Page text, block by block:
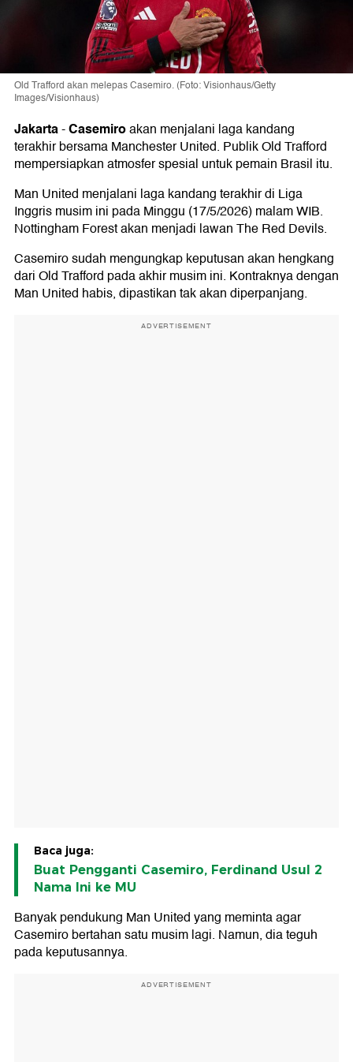
Old Trafford akan melepas Casemiro. (Foto: Visionhaus/Getty
Images/Visionhaus)
Jakarta-Casemiroakan menjalani laga kandang
terakhir bersama Manchester United. Publik Old Trafford
mempersiapkan atmosfer spesial untuk pemain Brasil itu.
Man United menjalani laga kandang terakhir di Liga
Inggris musim ini pada Minggu (17/5/2026) malam WIB.
Nottingham Forest akan menjadi lawan The Red Devils.
Casemiro sudah mengungkap keputusan akan hengkang
dari Old Trafford pada akhir musim ini. Kontraknya dengan
Man United habis, dipastikan tak akan diperpanjang.
ADVERTISEMENT
Baca juga:
Buat Pengganti Casemiro, Ferdinand Usul 2
Nama Ini ke MU
Banyak pendukung Man United yang meminta agar
Casemiro bertahan satu musim lagi. Namun, dia teguh
pada keputusannya.
ADVERTISEMENT